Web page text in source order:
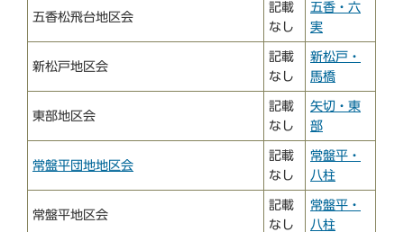
五香松飛台地区会
記載
なし
五香・六
実
新松戸地区会
記載
なし
新松戸・
馬橋
東部地区会
記載
なし
矢切・東
部
常盤平団地地区会
記載
なし
常盤平・
八柱
常盤平地区会
記載
なし
常盤平・
八柱